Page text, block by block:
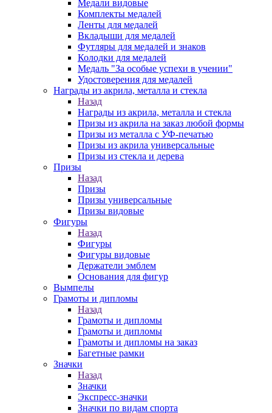
Медали видовые
Комплекты медалей
Ленты для медалей
Вкладыши для медалей
Футляры для медалей и знаков
Колодки для медалей
Медаль "За особые успехи в учении"
Удостоверения для медалей
Награды из акрила, металла и стекла
Назад
Награды из акрила, металла и стекла
Призы из акрила на заказ любой формы
Призы из металла с УФ-печатью
Призы из акрила универсальные
Призы из стекла и дерева
Призы
Назад
Призы
Призы универсальные
Призы видовые
Фигуры
Назад
Фигуры
Фигуры видовые
Держатели эмблем
Основания для фигур
Вымпелы
Грамоты и дипломы
Назад
Грамоты и дипломы
Грамоты и дипломы
Грамоты и дипломы на заказ
Багетные рамки
Значки
Назад
Значки
Экспресс-значки
Значки по видам спорта